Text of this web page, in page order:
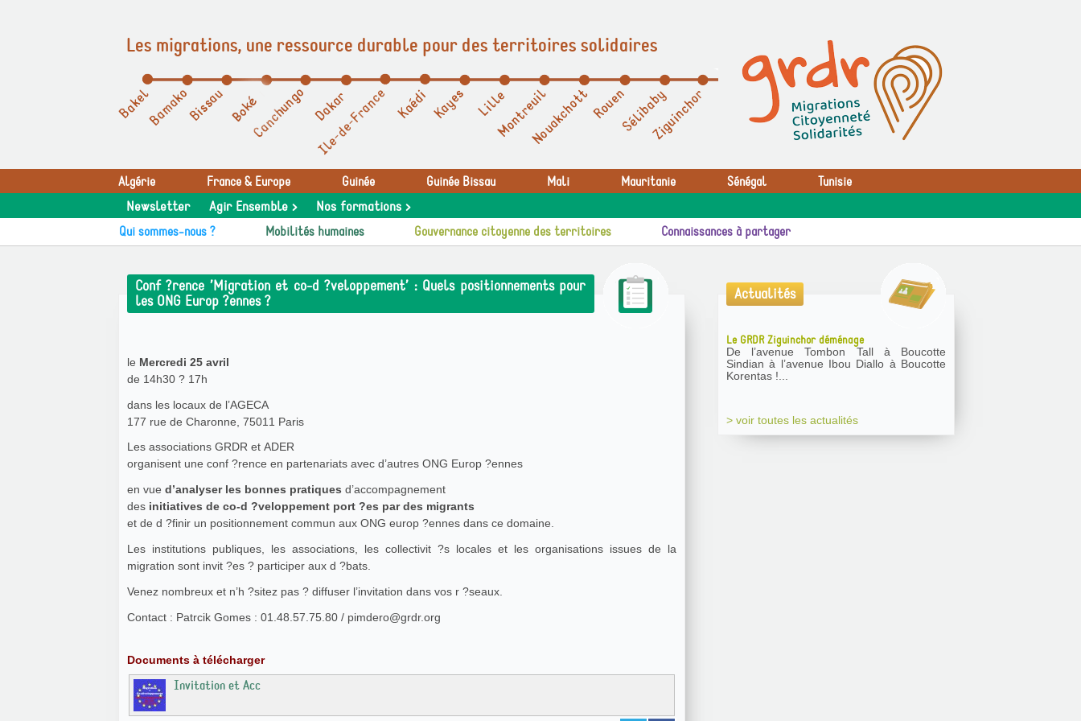
Les migrations, une ressource durable pour des territoires solidaires
Algérie France & Europe Guinée Guinée Bissau Mali Mauritanie Sénégal Tunisie
Newsletter Agir Ensemble > Nos formations >
Qui sommes-nous ? Mobilités humaines Gouvernance citoyenne des territoires Connaissances à partager
Conf ?rence ’Migration et co-d ?veloppement’ : Quels positionnements pour
les ONG Europ ?ennes ?
le Mercredi 25 avril
de 14h30 ? 17h
dans les locaux de l’AGECA
177 rue de Charonne, 75011 Paris
Les associations GRDR et ADER
organisent une conf ?rence en partenariats avec d’autres ONG Europ ?ennes
en vue d’analyser les bonnes pratiques d’accompagnement
des initiatives de co-d ?veloppement port ?es par des migrants
et de d ?finir un positionnement commun aux ONG europ ?ennes dans ce domaine.
Les institutions publiques, les associations, les collectivit ?s locales et les organisations issues de la
migration sont invit ?es ? participer aux d ?bats.
Venez nombreux et n’h ?sitez pas ? diffuser l’invitation dans vos r ?seaux.
Contact : Patrcik Gomes : 01.48.57.75.80 / pimdero@grdr.org
Documents à télécharger
Invitation et Acc
Actualités
Le GRDR Ziguinchor déménage
De l’avenue Tombon Tall à Boucotte
Sindian à l’avenue Ibou Diallo à Boucotte
Korentas !...
> voir toutes les actualités